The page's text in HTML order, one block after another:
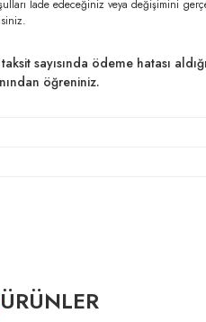
İade edeceğiniz veya değişimini
sayısında ödeme hatası
öğreniniz.
ÜRÜNLER